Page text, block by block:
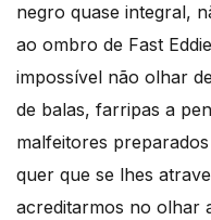
negro quase integral,
ao ombro de Fast
impossível não olhar
de balas, farripas a
malfeitores
quer que se lhes
acreditarmos no olhar